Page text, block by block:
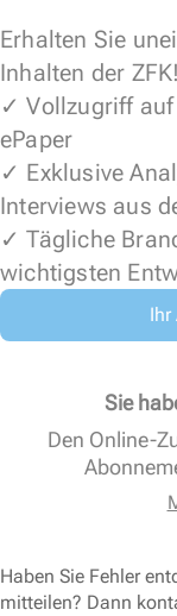
Erhalten Sie
Inhalten der ZFK!
✓ Vollzugriff
ePaper
✓ Exklusive
Interviews aus
✓ Tägliche
wichtigsten
Ihr
Sie
Den Online-
Haben Sie Fehler
mitteilen? Dann